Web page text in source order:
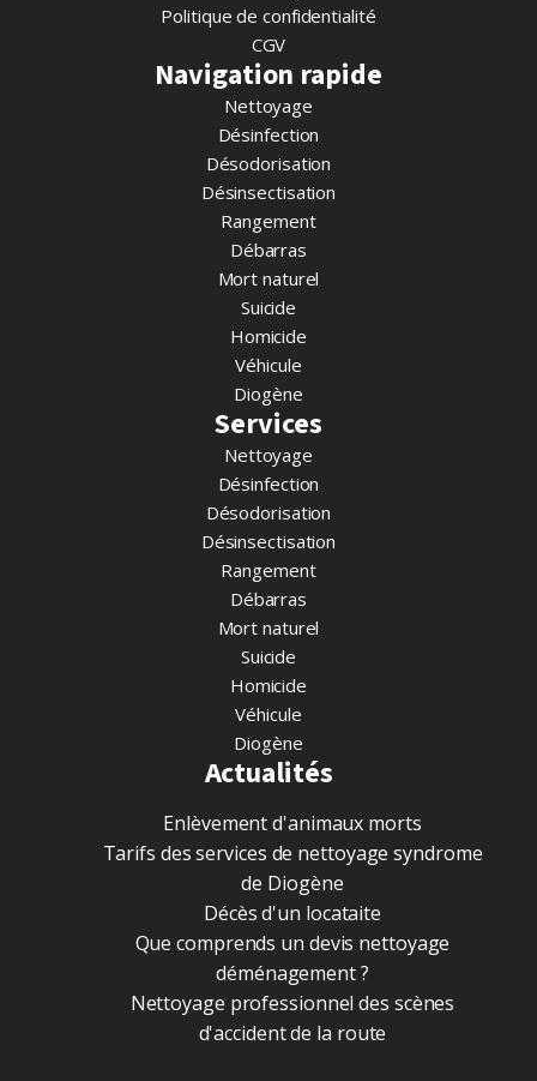
Politique de confidentialité
CGV
Navigation rapide
Nettoyage
Désinfection
Désodorisation
Désinsectisation
Rangement
Débarras
Mort naturel
Suicide
Homicide
Véhicule
Diogène
Services
Nettoyage
Désinfection
Désodorisation
Désinsectisation
Rangement
Débarras
Mort naturel
Suicide
Homicide
Véhicule
Diogène
Actualités
Enlèvement d'animaux morts
Tarifs des services de nettoyage syndrome
de Diogène
Décès d'un locataite
Que comprends un devis nettoyage
déménagement ?
Nettoyage professionnel des scènes
d'accident de la route